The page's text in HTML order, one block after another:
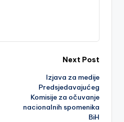
Next Post
Izjava za medije
Predsjedavajućeg
Komisije za očuvanje
nacionalnih spomenika
BiH